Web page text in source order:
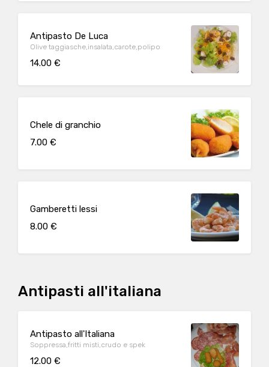
Antipasto De Luca
Olive taggiasche,insalata,carote,polipo
14.00 €
Chele di granchio
7.00 €
Gamberetti lessi
8.00 €
Antipasti all'italiana
Antipasto all'Italiana
Soppressa,fritti misti,crudo e spek
12.00 €